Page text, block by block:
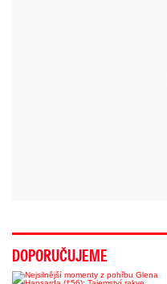
DOPORUČUJEME